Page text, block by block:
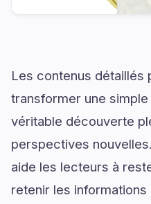
Les contenus détaillés
transformer une
véritable découverte
perspectives
aide les lecteurs à
retenir les informations